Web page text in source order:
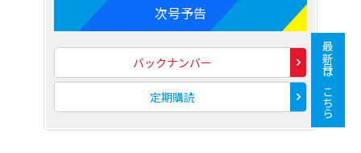
次号予告
バックナンバー
定期購読 最新号はこちら